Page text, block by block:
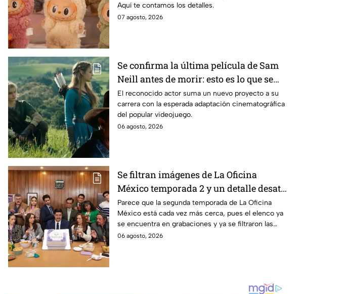
Aquí te contamos los detalles.
07 agosto, 2026
Se confirma la última película de Sam
Neill antes de morir: esto es lo que se
sabe hasta ahora
El reconocido actor suma un nuevo proyecto a su
carrera con la esperada adaptación cinematográfica
del popular videojuego.
06 agosto, 2026
Se filtran imágenes de La Oficina
México temporada 2 y un detalle desata
teorías entre los fans
Parece que la segunda temporada de La Oficina
México está cada vez más cerca, pues el elenco ya
se encuentra en grabaciones y ya se filtraron las
primeras imágenes del set.
06 agosto, 2026